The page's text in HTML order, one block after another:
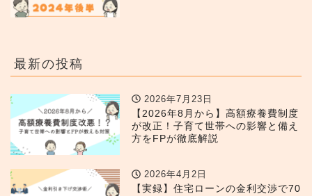
最新の投稿
2026年7月23日
【2026年8月から】高額療養費制度
が改正！子育て世帯への影響と備え
方をFPが徹底解説
2026年4月2日
【実録】住宅ローンの金利交渉で70